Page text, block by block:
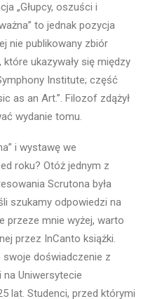
„Głupcy, oszuści i
to jednak pozycja
nie publikowany zbiór
ukazywały się między
Institute; część
as an Art.”. Filozof zdążył
wydanie tomu.
i wystawę we
roku? Otóż jednym z
Scrutona była
szukamy odpowiedzi na
przeze mnie wyżej, warto
przez InCanto książki.
doświadczenie z
Uniwersytecie
lat. Studenci, przed którymi